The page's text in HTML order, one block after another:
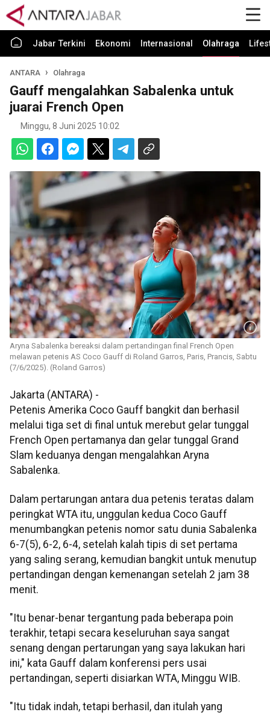
Jabar Terkini Ekonomi Internasional Olahraga
ANTARA Olahraga
Gauff mengalahkan Sabalenka untuk
juarai French Open
Minggu, 8 Juni 2025 10:02
Aryna Sabalenka bereaksi dalam pertandingan final French Open
melawan petenis AS Coco Gauff di Roland Garros, Paris, Prancis, Sabtu
(7/6/2025). (Roland Garros)
Jakarta (ANTARA) -
Petenis Amerika Coco Gauff bangkit dan berhasil
melalui tiga set di final untuk merebut gelar tunggal
French Open pertamanya dan gelar tunggal Grand
Slam keduanya dengan mengalahkan Aryna
Sabalenka.
Dalam pertarungan antara dua petenis teratas dalam
peringkat WTA itu, unggulan kedua Coco Gauff
menumbangkan petenis nomor satu dunia Sabalenka
6-7(5), 6-2, 6-4, setelah kalah tipis di set pertama
yang saling serang, kemudian bangkit untuk menutup
pertandingan dengan kemenangan setelah 2 jam 38
menit.
"Itu benar-benar tergantung pada beberapa poin
terakhir, tetapi secara keseluruhan saya sangat
senang dengan pertarungan yang saya lakukan hari
ini," kata Gauff dalam konferensi pers usai
pertandingan, seperti disiarkan WTA, Minggu WIB.
"Itu tidak indah, tetapi berhasil, dan itulah yang